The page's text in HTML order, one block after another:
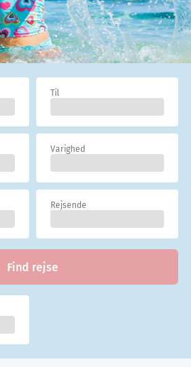
Til
Varighed
Rejsende
Find rejse